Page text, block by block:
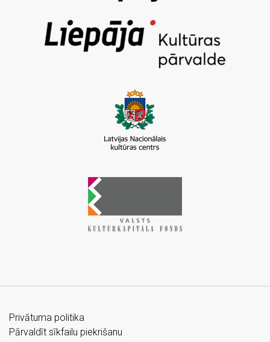
Privātuma politika
Pārvaldīt sīkfailu piekrišanu